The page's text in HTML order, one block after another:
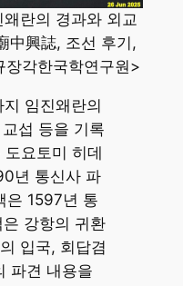
란의 경과와 외교
中興誌, 조선 후기,
장각한국학연구원>
임진왜란의
섭 등을 기록
요토미 히데
년 통신사 파
은 1597년 통
강항의 귀환
입국, 회답겸
파견 내용을